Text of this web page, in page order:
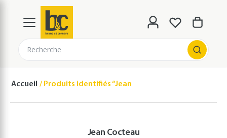
Recherche
Accueil Produits identifiés “Jean Cocteau”
Jean Cocteau